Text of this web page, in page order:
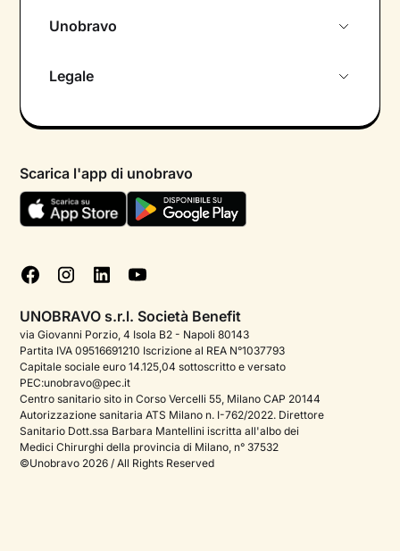
Unobravo
Psicologo in chat
Aiuto urgente
FAQ
Podcast di psicologia
Corporate
Psicologo italiano all'estero
Approfondimenti sulla salute mentale
Sala stampa
Legale
Termini e condizioni
Informativa Privacy
Cookie policy
Gestisci cookie
Scarica l'app di unobravo
UNOBRAVO s.r.l. Società Benefit
via Giovanni Porzio, 4 Isola B2 - Napoli 80143
Partita IVA 09516691210 Iscrizione al REA N°1037793
Capitale sociale euro 14.125,04 sottoscritto e versato
PEC:unobravo@pec.it
Centro sanitario sito in Corso Vercelli 55, Milano CAP 20144
Autorizzazione sanitaria ATS Milano n. I-762/2022. Direttore
Sanitario Dott.ssa Barbara Mantellini iscritta all'albo dei
Medici Chirurghi della provincia di Milano, n° 37532
©Unobravo 2026 / All Rights Reserved